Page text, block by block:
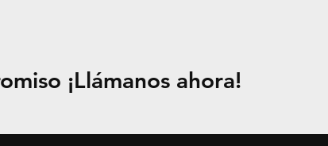
¡Llámanos ahora!